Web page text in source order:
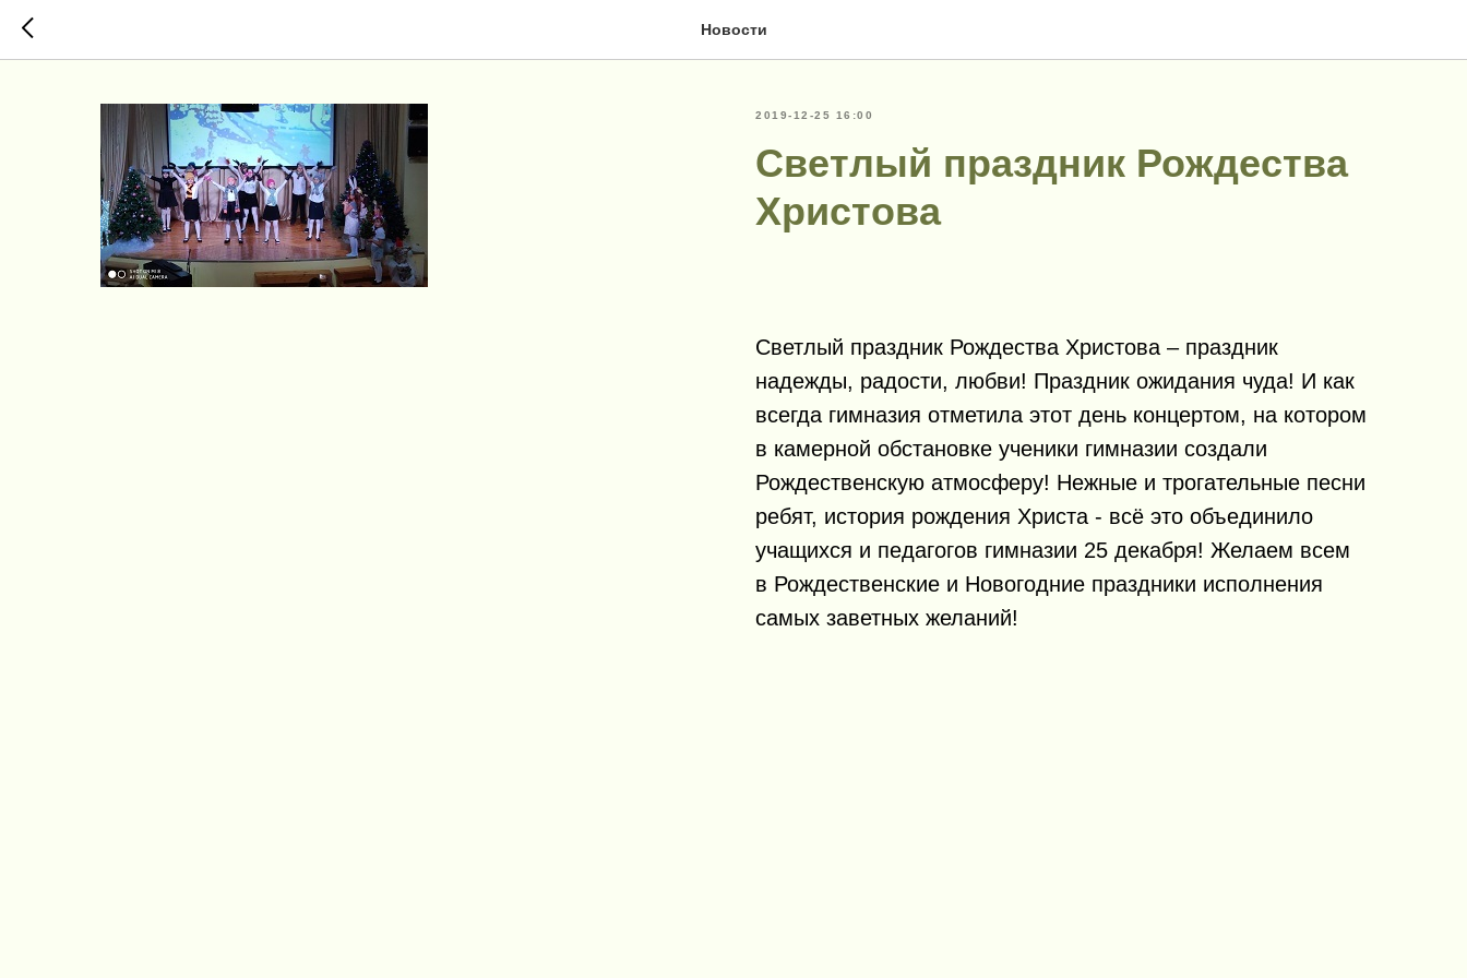
Новости
2019-12-25 16:00
Светлый праздник Рождества
Христова
Светлый праздник Рождества Христова – праздник
надежды, радости, любви! Праздник ожидания чуда! И как
всегда гимназия отметила этот день концертом, на котором
в камерной обстановке ученики гимназии создали
Рождественскую атмосферу! Нежные и трогательные песни
ребят, история рождения Христа - всё это объединило
учащихся и педагогов гимназии 25 декабря! Желаем всем
в Рождественские и Новогодние праздники исполнения
самых заветных желаний!